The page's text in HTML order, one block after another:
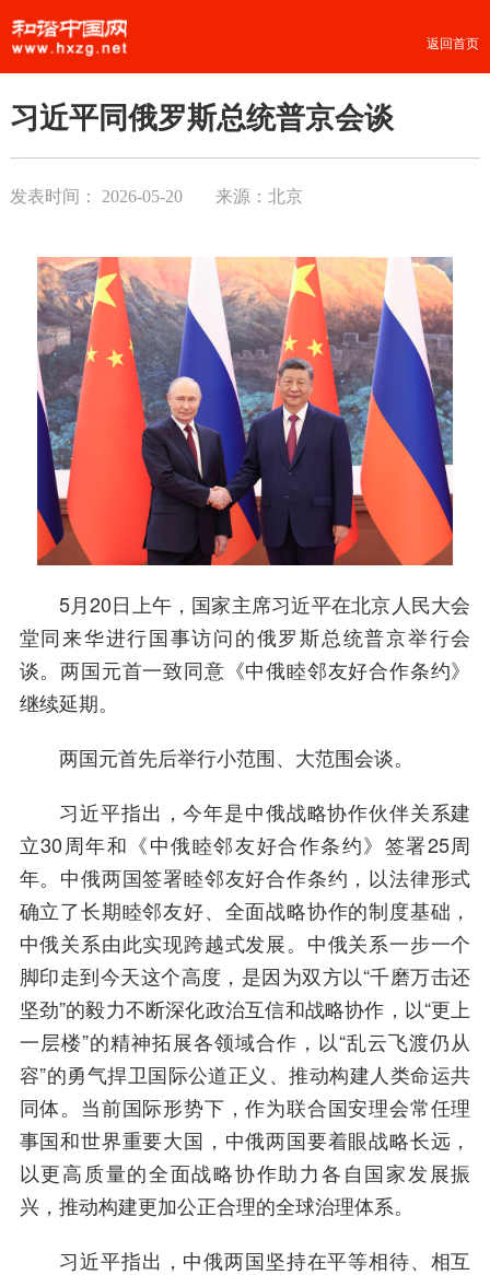
返回首页
习近平同俄罗斯总统普京会谈
发表时间： 2026-05-20 来源：北京
5月20日上午，国家主席习近平在北京人民大会
堂同来华进行国事访问的俄罗斯总统普京举行会
谈。两国元首一致同意《中俄睦邻友好合作条约》
继续延期。
两国元首先后举行小范围、大范围会谈。
习近平指出，今年是中俄战略协作伙伴关系建
立30周年和《中俄睦邻友好合作条约》签署25周
年。中俄两国签署睦邻友好合作条约，以法律形式
确立了长期睦邻友好、全面战略协作的制度基础，
中俄关系由此实现跨越式发展。中俄关系一步一个
脚印走到今天这个高度，是因为双方以“千磨万击还
坚劲”的毅力不断深化政治互信和战略协作，以“更上
一层楼”的精神拓展各领域合作，以“乱云飞渡仍从
容”的勇气捍卫国际公道正义、推动构建人类命运共
同体。当前国际形势下，作为联合国安理会常任理
事国和世界重要大国，中俄两国要着眼战略长远，
以更高质量的全面战略协作助力各自国家发展振
兴，推动构建更加公正合理的全球治理体系。
习近平指出，中俄两国坚持在平等相待、相互